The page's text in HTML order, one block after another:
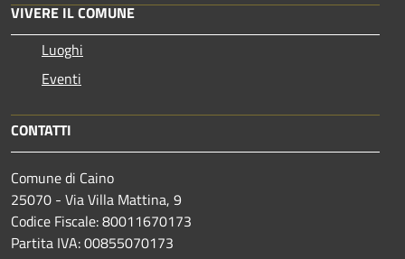
VIVERE IL COMUNE
Luoghi
Eventi
CONTATTI
Comune di Caino
25070 - Via Villa Mattina, 9
Codice Fiscale: 80011670173
Partita IVA: 00855070173